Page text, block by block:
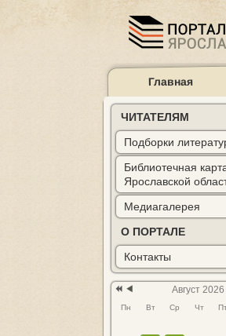
Главная
Карта библиотек
ЧИТАТЕЛЯМ
Подборки
Библиотечная
Ярославской
Медиагалерея
О ПОРТАЛЕ
Контакты
Предыдущий
Предыдущий
месяц
Август 2026
Пн Вт Ср Чт